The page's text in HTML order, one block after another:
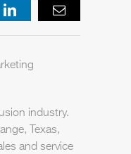
LinkedIn Email
industry.
Texas,
and service